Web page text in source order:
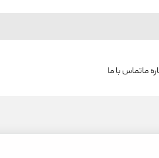
ماتماس با ما